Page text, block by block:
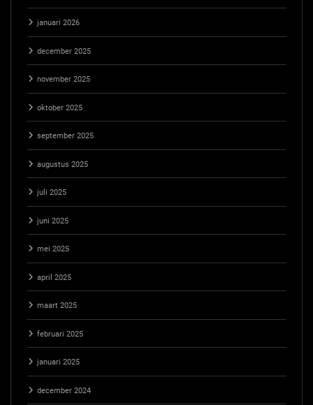
januari 2026
december 2025
november 2025
oktober 2025
september 2025
augustus 2025
juli 2025
juni 2025
mei 2025
april 2025
maart 2025
februari 2025
januari 2025
december 2024